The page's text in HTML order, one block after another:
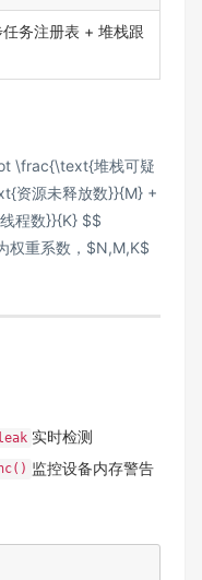
务注册表 + 堆栈跟
\frac{\text{堆栈可疑
资源未释放数}}{M} +
程数}}{K} $$
重系数，$N,M,K$
实时检测
监控设备内存警告